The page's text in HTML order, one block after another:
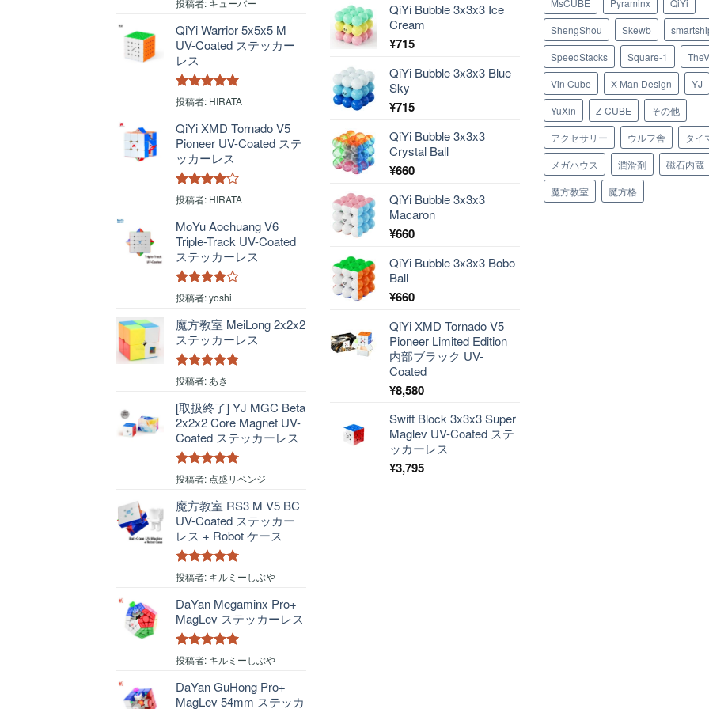
の評価
QiYi Warrior 5x5x5 M
UV-Coated ステッカー
レス
5段階中5の
評価
投稿者: HIRATA
QiYi XMD Tornado V5
Pioneer UV-Coated ステ
ッカーレス
5段階中4
の評価
投稿者: HIRATA
MoYu Aochuang V6
Triple-Track UV-Coated
ステッカーレス
5段階中4
の評価
投稿者: yoshi
魔方教室 MeiLong 2x2x2
ステッカーレス
5段階中 5
評価
投稿者: あき
[取扱終了] YJ MGC Beta
2x2x2 Core Magnet UV-
Coated ステッカーレス
5段階中5の
評価
投稿者: 点盛リベンジ
魔方教室 RS3 M V5 BC
UV-Coated ステッカー
レス + Robot ケース
5段階中 5 の
評価
投稿者: キルミーしぶや
DaYan Megaminx Pro+
MagLev ステッカーレス
5段階中 5 の
評価
投稿者: キルミーしぶや
DaYan GuHong Pro+
MagLev 54mm ステッカ
QiYi Bubble 3x3x3 Ice
Cream
¥715
QiYi Bubble 3x3x3 Blue
Sky
¥715
QiYi Bubble 3x3x3
Crystal Ball
¥660
QiYi Bubble 3x3x3
Macaron
¥660
QiYi Bubble 3x3x3 Bobo
Ball
¥660
QiYi XMD Tornado V5
Pioneer Limited Edition
内部ブラック UV-
Coated
¥8,580
Swift Block 3x3x3 Super
Maglev UV-Coated ステ
ッカーレス
¥3,795
ShengShou
Skewb
SpeedStacks
Square-1
Vin Cube
X-Man Design
YJ
YuXin
Z-CUBE
その他
アクセサリー
ウルフ舎
タイ
メガハウス
潤滑剤
磁石内蔵
魔方教室
魔方格